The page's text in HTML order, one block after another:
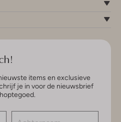
items en exclusieve
je in voor de nieuwsbrief